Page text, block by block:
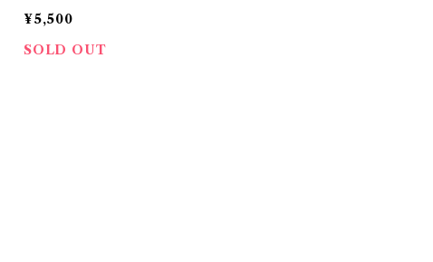
n made in Hida Takayama
¥5,500
SOLD OUT